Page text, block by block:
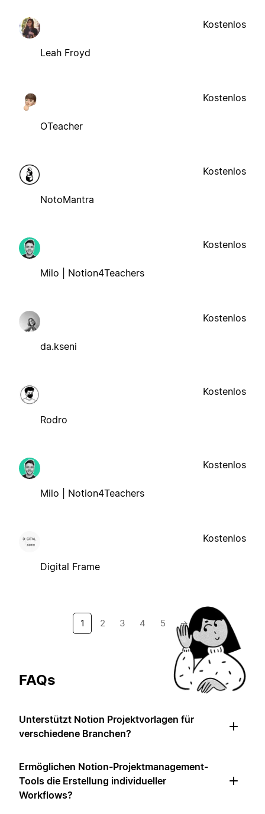
Leah Froyd
Kostenlos
OTeacher
Kostenlos
NotoMantra
Kostenlos
Milo | Notion4Teachers
Kostenlos
da.kseni
Kostenlos
Rodro
Kostenlos
Milo | Notion4Teachers
Kostenlos
Digital Frame
Kostenlos
1 2 3 4 5 →
FAQs
Unterstützt Notion Projektvorlagen für
verschiedene Branchen?
Ermöglichen Notion-Projektmanagement-
Tools die Erstellung individueller
Workflows?